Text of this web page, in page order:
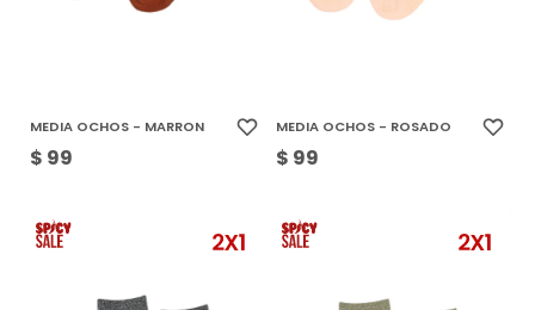
MEDIA OCHOS - MARRON
$ 99
MEDIA OCHOS - ROSADO
$ 99